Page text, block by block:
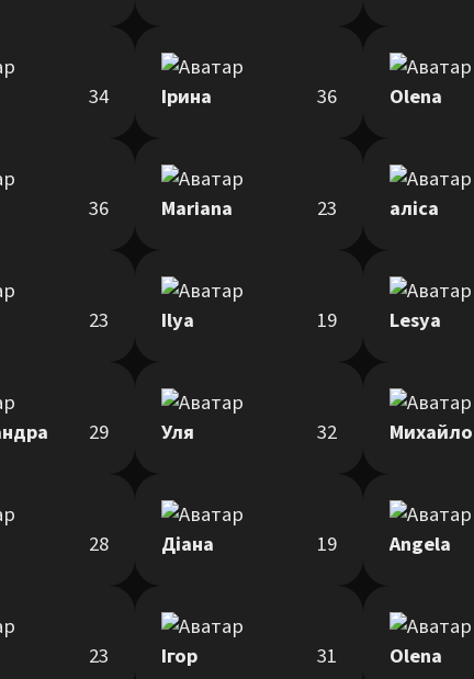
34 Ірина 36 Olena
36 Mariana 23 аліса
23 Ilya 19 Lesya
29 Уля 32 Михайло
28 Діана 19 Angela
23 Ігор 31 Olena